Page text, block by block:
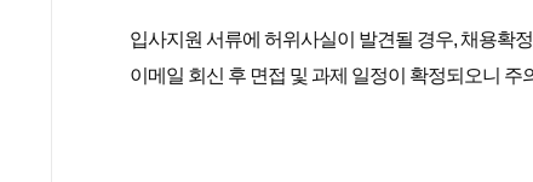
입사지원 서류에 허위사실이 발견될 경우, 채용확
이메일 회신 후 면접 및 과제 일정이 확정되오니 주